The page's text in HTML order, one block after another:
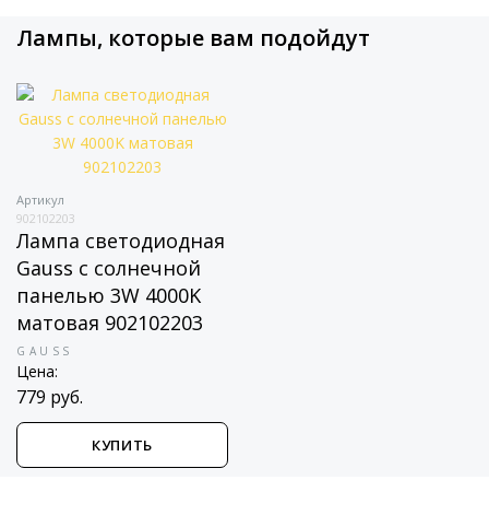
Лампы, которые вам подойдут
Артикул
902102203
Лампа светодиодная
Gauss с солнечной
панелью 3W 4000K
матовая 902102203
GAUSS
Цена:
779 руб.
КУПИТЬ